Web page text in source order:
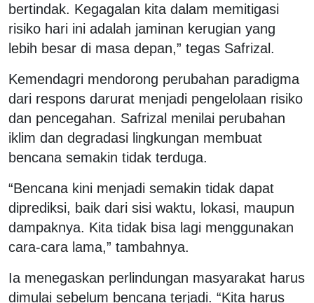
bertindak. Kegagalan kita dalam memitigasi
risiko hari ini adalah jaminan kerugian yang
lebih besar di masa depan,” tegas Safrizal.
Kemendagri mendorong perubahan paradigma
dari respons darurat menjadi pengelolaan risiko
dan pencegahan. Safrizal menilai perubahan
iklim dan degradasi lingkungan membuat
bencana semakin tidak terduga.
“Bencana kini menjadi semakin tidak dapat
diprediksi, baik dari sisi waktu, lokasi, maupun
dampaknya. Kita tidak bisa lagi menggunakan
cara-cara lama,” tambahnya.
Ia menegaskan perlindungan masyarakat harus
dimulai sebelum bencana terjadi. “Kita harus